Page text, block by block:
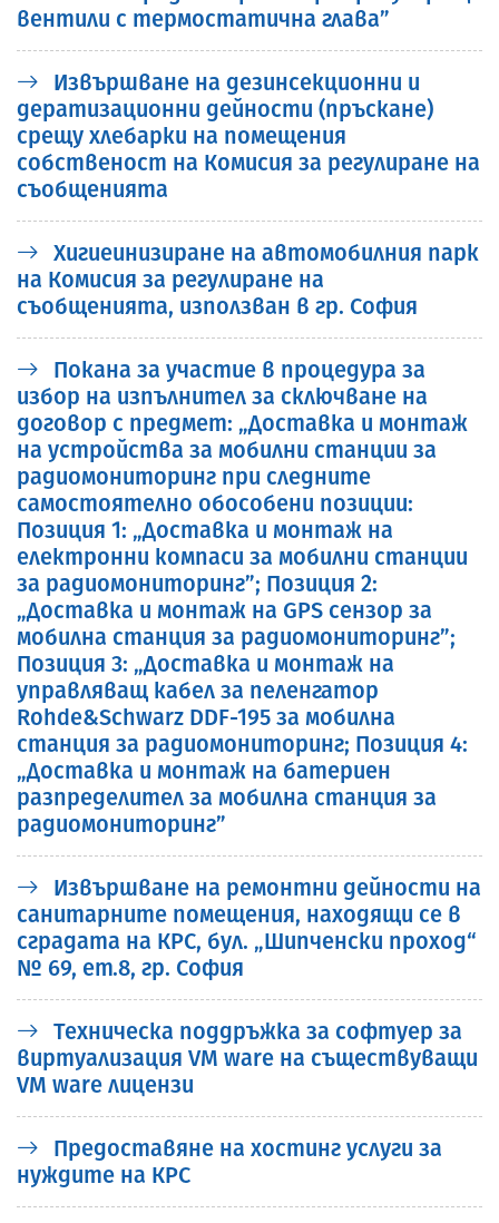
вентили с термостатична глава”
Извършване на дезинсекционни и
дератизационни дейности (пръскане)
срещу хлебарки на помещения
собственост на Комисия за регулиране на
съобщенията
Хигиеинизиране на автомобилния парк
на Комисия за регулиране на
съобщенията, използван в гр. София
Покана за участие в процедура за
избор на изпълнител за сключване на
договор с предмет: „Доставка и монтаж
на устройства за мобилни станции за
радиомониторинг при следните
самостоятелно обособени позиции:
Позиция 1: „Доставка и монтаж на
електронни компаси за мобилни станции
за радиомониторинг”; Позиция 2:
„Доставка и монтаж на GPS сензор за
мобилна станция за радиомониторинг”;
Позиция 3: „Доставка и монтаж на
управляващ кабел за пеленгатор
Rohde&Schwarz DDF-195 за мобилна
станция за радиомониторинг; Позиция 4:
„Доставка и монтаж на батериен
разпределител за мобилна станция за
радиомониторинг”
Извършване на ремонтни дейности на
санитарните помещения, находящи се в
сградата на КРС, бул. „Шипченски проход“
№ 69, ет.8, гр. София
Техническа поддръжка за софтуер за
виртуализация VM ware на съществуващи
VM ware лицензи
Предоставяне на хостинг услуги за
нуждите на КРС